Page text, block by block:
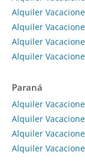
Alquiler
Alquiler
Alquiler
Alquiler
Paraná
Alquiler
Alquiler
Alquiler
Alquiler